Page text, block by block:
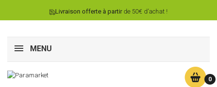
Livraison offerte à partirde 50€ d’achat !
MENU
0